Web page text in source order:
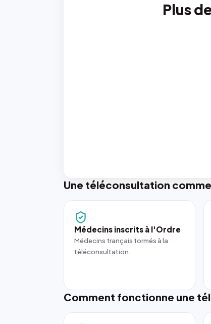
Plus
Une téléconsultation
Médecins inscrits à l'Ordre
Médecins français formés à la
téléconsultation.
Comment fonctionne une